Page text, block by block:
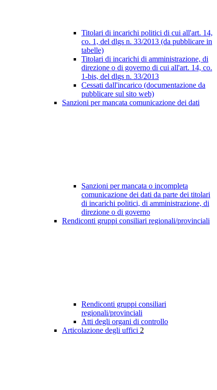
Titolari di incarichi politici di cui all'art. 14,
co. 1, del dlgs n. 33/2013 (da pubblicare in
tabelle)
Titolari di incarichi di amministrazione, di
direzione o di governo di cui all'art. 14, co.
1-bis, del dlgs n. 33/2013
Cessati dall'incarico (documentazione da
pubblicare sul sito web)
Sanzioni per mancata comunicazione dei dati
Sanzioni per mancata o incompleta
comunicazione dei dati da parte dei titolari
di incarichi politici, di amministrazione, di
direzione o di governo
Rendiconti gruppi consiliari regionali/provinciali
Rendiconti gruppi consiliari
regionali/provinciali
Atti degli organi di controllo
Articolazione degli uffici 2